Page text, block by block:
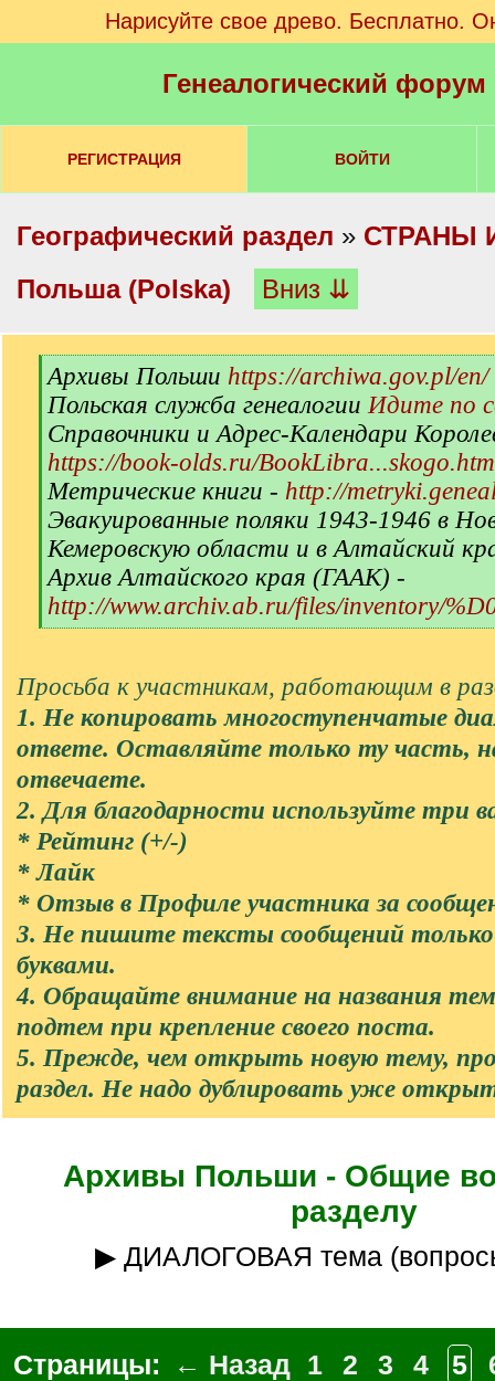
Нарисуйте свое древо. Бесплатно.
Генеалогический
РЕГИСТРАЦИЯ ВОЙТИ
Географический раздел » СТРАНЫ
Польша (Polska)
Вниз ⇊
q
]
Архивы Польши https://archiwa.gov.pl/en/
Польская служба генеалогииИдите по
Справочники и Адрес-Календари
https://book-olds.ru/
Метрические книги - http://
Эвакуированные поляки 1943-1946 в
Кемеровскую области и в Алтайский
Архив Алтайского края (ГААК) -
http://www.archiv.ab.ru/files/inventory/
[
]
Просьба к участникам, работающим в
1. Не копировать многоступенчатые
ответе. Оставляйте только ту часть,
отвечаете.
2. Для благодарности используйте три
* Рейтинг (+/-)
* Лайк
* Отзыв в Профиле участника за
3. Не пишите тексты сообщений
буквами.
4. Обращайте внимание на названия
подтем при крепление своего поста.
5. Прежде, чем открыть новую тему,
раздел. Не надо дублировать уже
Архивы Польши - Общие
разделу
▶ ДИАЛОГОВАЯ тема
Страницы: ← Назад 1 2 3 4 5